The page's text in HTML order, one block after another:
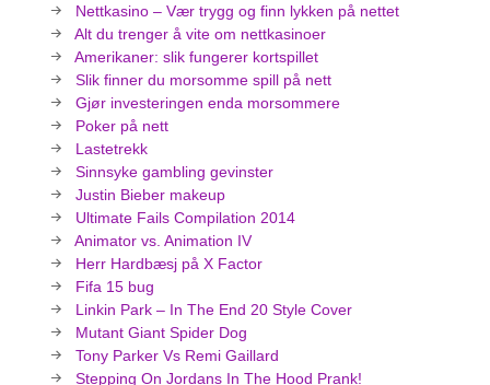
Nettkasino – Vær trygg og finn lykken på nettet
Alt du trenger å vite om nettkasinoer
Amerikaner: slik fungerer kortspillet
Slik finner du morsomme spill på nett
Gjør investeringen enda morsommere
Poker på nett
Lastetrekk
Sinnsyke gambling gevinster
Justin Bieber makeup
Ultimate Fails Compilation 2014
Animator vs. Animation IV
Herr Hardbæsj på X Factor
Fifa 15 bug
Linkin Park – In The End 20 Style Cover
Mutant Giant Spider Dog
Tony Parker Vs Remi Gaillard
Stepping On Jordans In The Hood Prank!